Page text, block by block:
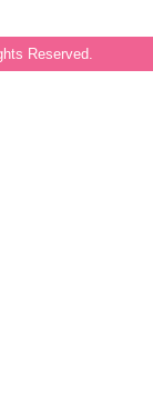
Reserved.